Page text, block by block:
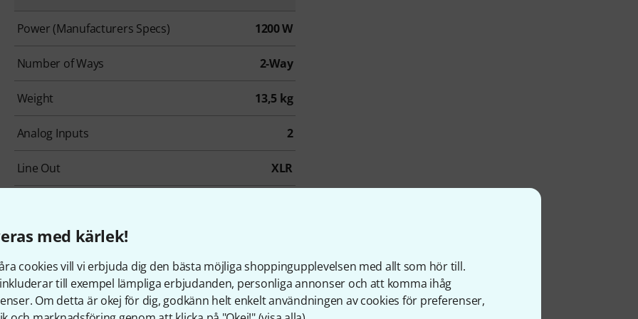
med kärlek!
cookies vill vi erbjuda dig den bästa möjliga shoppingupplevelsen med allt som hör till.
till exempel lämpliga erbjudanden, personliga annonser och att komma ihåg
Om detta är okej för dig, godkänn helt enkelt användningen av cookies för preferenser,
Power (Manufacturers Specs) 1200 W
Number of Ways 2-Way
Weight 13,5 kg
Analog Inputs 2
Line Out XLR
Low Cut